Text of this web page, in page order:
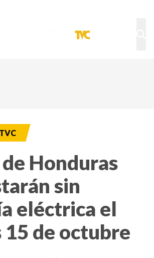
Honduras
sin
eléctrica el
15 de octubre